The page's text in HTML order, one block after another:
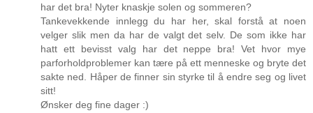
har det bra! Nyter knaskje solen og sommeren?
Tankevekkende innlegg du har her, skal forstå at noen
velger slik men da har de valgt det selv. De som ikke har
hatt ett bevisst valg har det neppe bra! Vet hvor mye
parforholdproblemer kan tære på ett menneske og bryte det
sakte ned. Håper de finner sin styrke til å endre seg og livet
sitt!
Ønsker deg fine dager :)